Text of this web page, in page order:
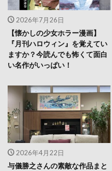
2026年7月26日
【懐かしの少女ホラー漫画】
『月刊ハロウィン』を覚えてい
ますか？今読んでも怖くて面白
い名作がいっぱい！
2026年4月22日
与儀勝之さんの素敵な作品まと